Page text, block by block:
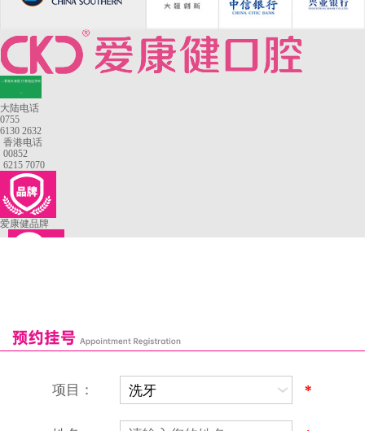
—香港长者医疗券指定牙科
大陆电话
0755
6130 2632
香港电话
00852
6215 7070
爱康健品牌
深圳爱康健口腔医院
康辉口腔门诊部
富康口腔门诊部
富港口腔诊所项目： *